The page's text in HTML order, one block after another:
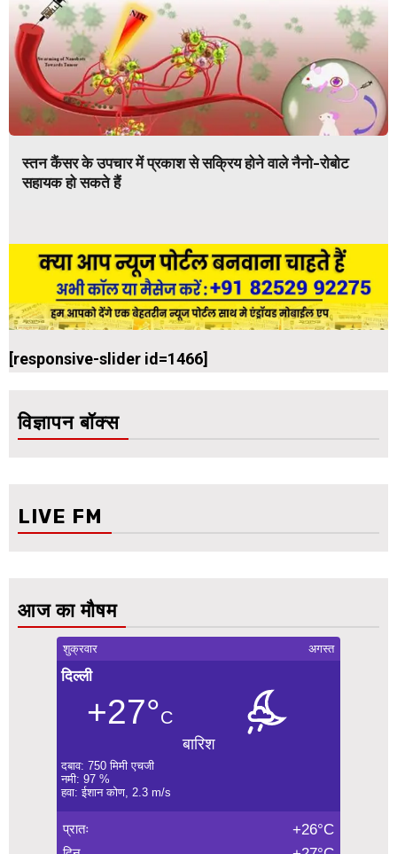
स्तन कैंसर के उपचार में प्रकाश से सक्रिय होने वाले नैनो-रोबोट
सहायक हो सकते हैं
[responsive-slider id=1466]
विज्ञापन बॉक्स
LIVE FM
आज का मौषम
शुक्रवार अगस्त
दिल्ली
+27°C
बारिश
दबाव: 750 मिमी एचजी
नमी: 97 %
हवा: ईशान कोण, 2.3 m/s
प्रातः +26°C